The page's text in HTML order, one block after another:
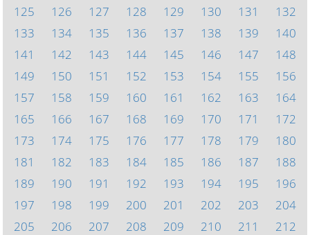
125
126 127 128 129 130 131
132
133
134 135 136 137 138 139
140
141
142 143 144 145 146 147
148
149
150 151 152 153 154 155
156
157
158 159 160 161 162 163
164
165
166 167 168 169 170 171
172
173
174 175 176 177 178 179
180
181
182 183 184 185 186 187
188
189
190 191 192 193 194 195
196
197
198 199 200 201 202 203
204
205
206 207 208 209 210 211
212